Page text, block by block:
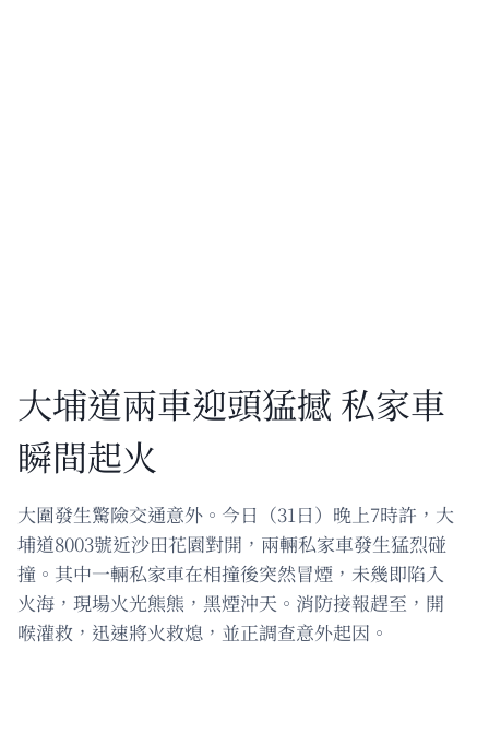
大埔道兩車迎頭猛撼 私家車
瞬間起火
大圍發生驚險交通意外。今日（31日）晚上7時許，大
埔道8003號近沙田花園對開，兩輛私家車發生猛烈碰
撞。其中一輛私家車在相撞後突然冒煙，未幾即陷入
火海，現場火光熊熊，黑煙沖天。消防接報趕至，開
喉灌救，迅速將火救熄，並正調查意外起因。